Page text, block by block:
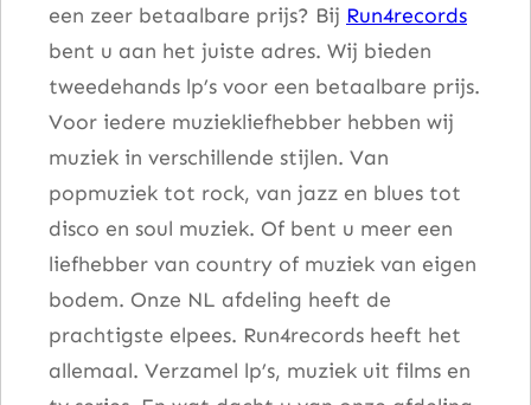
een zeer betaalbare prijs? Bij Run4records
bent u aan het juiste adres. Wij bieden
tweedehands lp’s voor een betaalbare prijs.
Voor iedere muziekliefhebber hebben wij
muziek in verschillende stijlen. Van
popmuziek tot rock, van jazz en blues tot
disco en soul muziek. Of bent u meer een
liefhebber van country of muziek van eigen
bodem. Onze NL afdeling heeft de
prachtigste elpees. Run4records heeft het
allemaal. Verzamel lp’s, muziek uit films en